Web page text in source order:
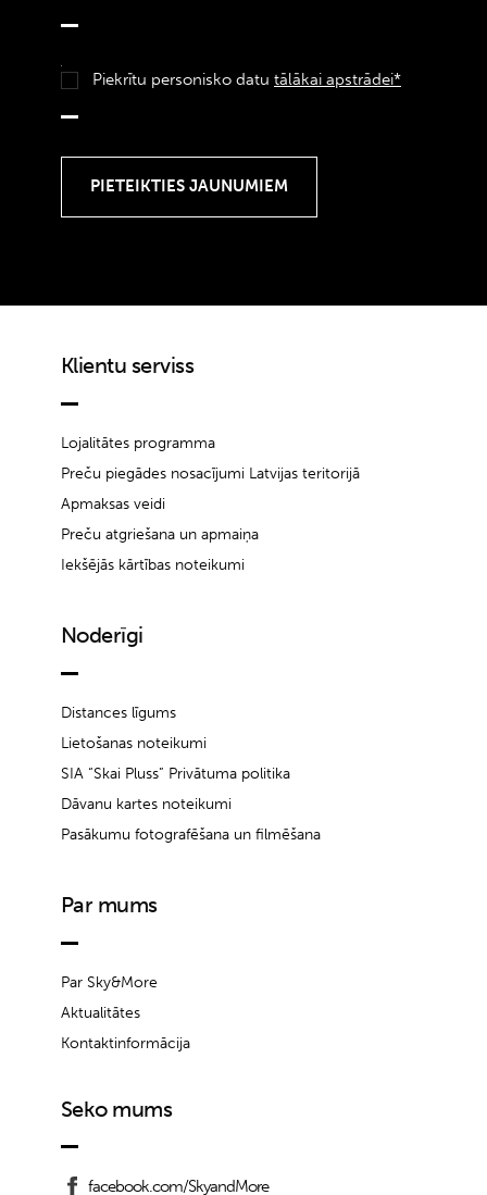
Piekrītu personisko datu tālākai apstrādei*
Klientu serviss
Lojalitātes programma
Preču piegādes nosacījumi Latvijas teritorijā
Apmaksas veidi
Preču atgriešana un apmaiņa
Iekšējās kārtības noteikumi
Noderīgi
Distances līgums
Lietošanas noteikumi
SIA “Skai Pluss” Privātuma politika
Dāvanu kartes noteikumi
Pasākumu fotografēšana un filmēšana
Par mums
Par Sky&More
Aktualitātes
Kontaktinformācija
Seko mums
facebook.com/SkyandMore